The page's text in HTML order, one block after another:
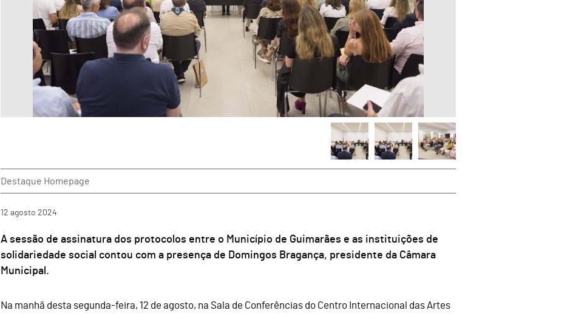
Destaque Homepage
12 agosto 2024
A sessão de assinatura dos protocolos entre o Município de Guimarães e as instituições de
solidariedade social contou com a presença de Domingos Bragança, presidente da Câmara
Municipal.
Na manhã desta segunda-feira, 12 de agosto, na Sala de Conferências do Centro Internacional das Artes